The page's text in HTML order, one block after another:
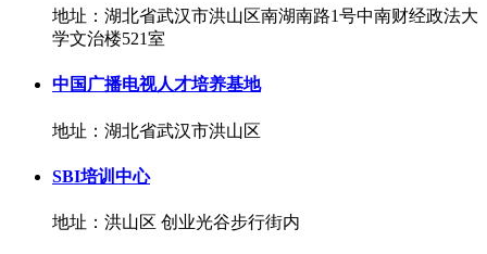
地址：湖北省武汉市洪山区南湖南路1号中南财经政法大
学文治楼521室
中国广播电视人才培养基地
地址：湖北省武汉市洪山区
SBI培训中心
地址：洪山区 创业光谷步行街内